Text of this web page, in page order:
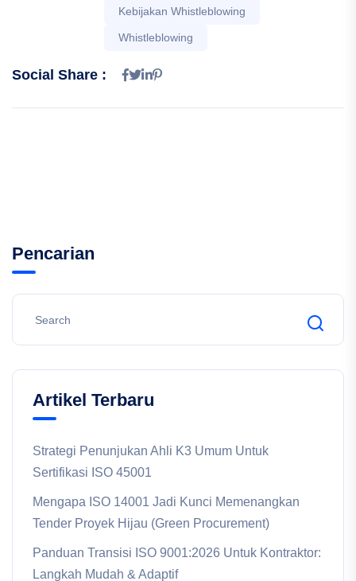
Kebijakan Whistleblowing
Whistleblowing
Social Share :
Pencarian
Artikel Terbaru
Strategi Penunjukan Ahli K3 Umum Untuk
Sertifikasi ISO 45001
Mengapa ISO 14001 Jadi Kunci Memenangkan
Tender Proyek Hijau (Green Procurement)
Panduan Transisi ISO 9001:2026 Untuk Kontraktor:
Langkah Mudah & Adaptif